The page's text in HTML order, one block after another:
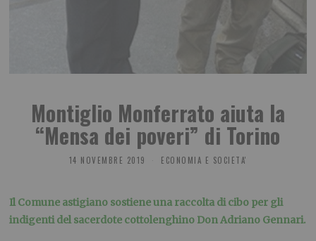
Montiglio Monferrato aiuta la
“Mensa dei poveri” di Torino
14 NOVEMBRE 2019 ECONOMIA E SOCIETA'
Il Comune astigiano sostiene una raccolta di cibo per gli
indigenti del sacerdote cottolenghino Don Adriano Gennari.